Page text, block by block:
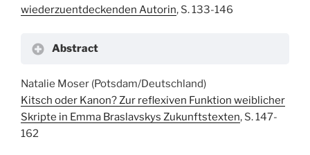
wiederzuentdeckenden Autorin, S. 133-146
Abstract
Natalie Moser (Potsdam/Deutschland)
Kitsch oder Kanon? Zur reflexiven Funktion weiblicher
Skripte in Emma Braslavskys Zukunftstexten, S. 147-
162